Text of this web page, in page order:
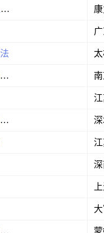
一种基于AI图像识别的自动扶梯行人摔倒监控器
一种应用于电力采集设备集中器的数据压缩方法及系统
带激光平面切割设置管理图形用界面的显示屏幕面板